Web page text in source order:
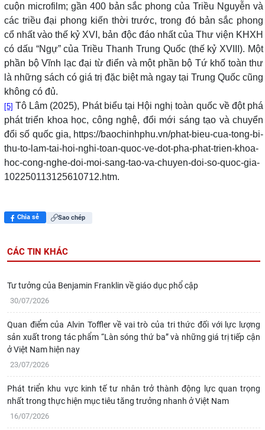
cuộn microfilm; gần 400 bản sắc phong của Triều Nguyễn và
các triều đại phong kiến thời trước, trong đó bản sắc phong
cổ nhất vào thế kỷ XVI, bản độc đáo nhất của Thư viện KHXH
có dấu “Ngự” của Triều Thanh Trung Quốc (thế kỷ XVIII). Một
phần bộ Vĩnh lạc đại từ điển và một phần bộ Tứ khố toàn thư
là những sách có giá trị đặc biệt mà ngay tại Trung Quốc cũng
không có đủ.
[5] Tô Lâm (2025), Phát biểu tại Hội nghị toàn quốc về đột phá
phát triển khoa học, công nghệ, đổi mới sáng tạo và chuyển
đổi số quốc gia, https://baochinhphu.vn/phat-bieu-cua-tong-bi-
thu-to-lam-tai-hoi-nghi-toan-quoc-ve-dot-pha-phat-trien-khoa-
hoc-cong-nghe-doi-moi-sang-tao-va-chuyen-doi-so-quoc-gia-
102250113125610712.htm.
Chia sẻ Sao chép
CÁC TIN KHÁC
Tư tưởng của Benjamin Franklin về giáo dục phổ cập
30/07/2026
Quan điểm của Alvin Toffler về vai trò của tri thức đối với lực lượng
sản xuất trong tác phẩm “Làn sóng thứ ba” và những giá trị tiếp cận
ở Việt Nam hiện nay
23/07/2026
Phát triển khu vực kinh tế tư nhân trở thành động lực quan trọng
nhất trong thực hiện mục tiêu tăng trưởng nhanh ở Việt Nam
16/07/2026